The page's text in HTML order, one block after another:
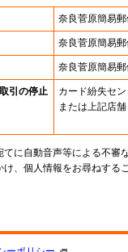
奈良菅原簡易
奈良菅原簡易
奈良菅原簡易
引の停止
カード紛失セ
または上記店舗
に自動音声等による不審
、個人情報をお尋ねする